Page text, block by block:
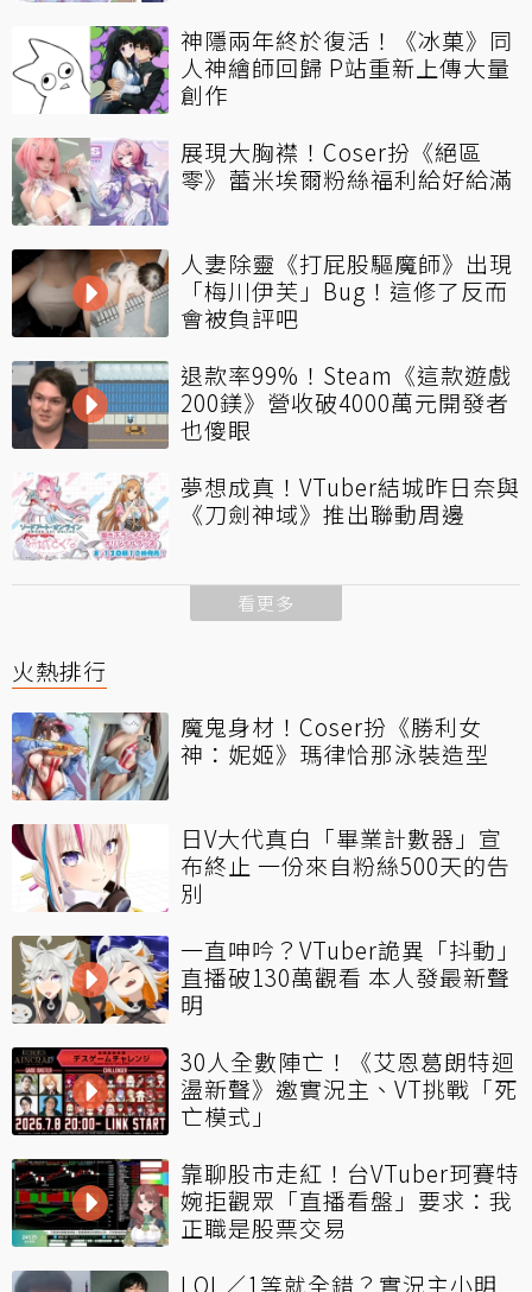
神隱兩年終於復活！《冰菓》同
人神繪師回歸 P站重新上傳大量
創作
展現大胸襟！Coser扮《絕區
零》蕾米埃爾粉絲福利給好給滿
人妻除靈《打屁股驅魔師》出現
「梅川伊芙」Bug！這修了反而
會被負評吧
退款率99%！Steam《這款遊戲
200鎂》營收破4000萬元開發者
也傻眼
夢想成真！VTuber結城昨日奈與
《刀劍神域》推出聯動周邊
看更多
火熱排行
魔鬼身材！Coser扮《勝利女
神：妮姬》瑪律恰那泳裝造型
日V大代真白「畢業計數器」宣
布終止 一份來自粉絲500天的告
別
一直呻吟？VTuber詭異「抖動」
直播破130萬觀看 本人發最新聲
明
30人全數陣亡！《艾恩葛朗特迴
盪新聲》邀實況主、VT挑戰「死
亡模式」
靠聊股市走紅！台VTuber珂賽特
婉拒觀眾「直播看盤」要求：我
正職是股票交易
LOL／1等就全錯？實況主小明